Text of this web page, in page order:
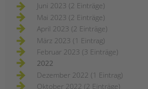
Juni 2023 (2 Einträge)
Mai 2023 (2 Einträge)
April 2023 (2 Einträge)
März 2023 (1 Eintrag)
Februar 2023 (3 Einträge)
2022
Dezember 2022 (1 Eintrag)
Oktober 2022 (2 Einträge)